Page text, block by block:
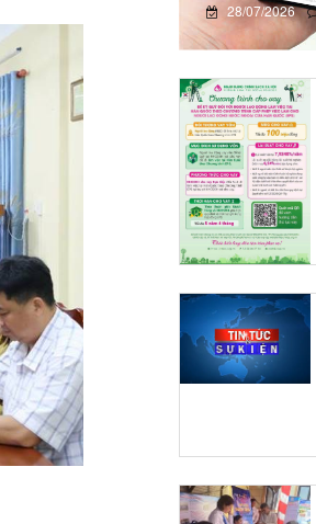
28/07/2026